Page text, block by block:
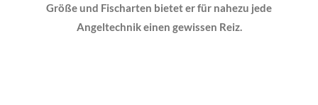
Größe und Fischarten bietet er für nahezu jede
Angeltechnik einen gewissen Reiz.